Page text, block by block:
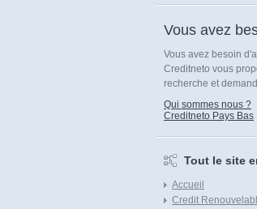
Vous avez
Vous avez besoin
Creditneto vous
recherche et
Qui sommes nous ?
Creditneto Pays Bas
Tout le site
Accueil
Credit